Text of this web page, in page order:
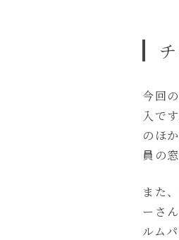
今回
入で
のほ
員の
また
ーさ
ルム